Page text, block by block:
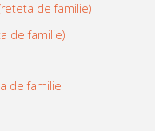
de familie)
de familie)
de familie